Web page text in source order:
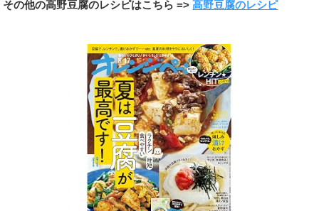
その他の高野豆腐のレシピはこちら =>高野豆腐のレシピ